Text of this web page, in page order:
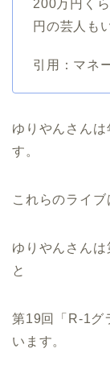
200万円く
円の芸人も
引用：マネ
ゆりやんさんは
す。
これらのライブ
ゆりやんさん
と
第19回「R-1グ
います。